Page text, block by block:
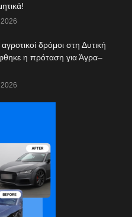
δρόμοι στη Δυτική
η πρόταση για Άγρα–